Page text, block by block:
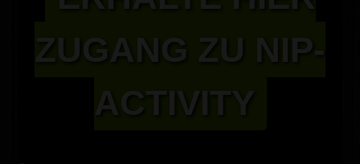
ZUGANG ZU NIP-
ACTIVITY